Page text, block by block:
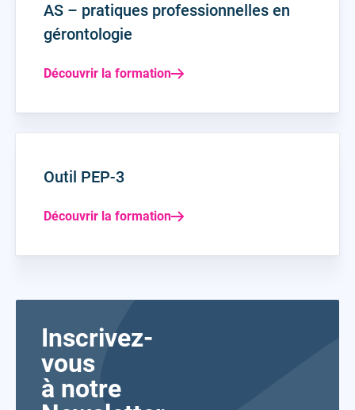
AS – pratiques professionnelles en
gérontologie
Découvrir la formation
Outil PEP-3
Découvrir la formation
Inscrivez-
vous
à notre